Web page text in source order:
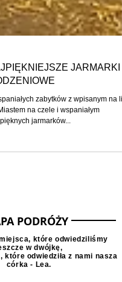
zabytków z wpisanym na
PODRÓŻY
które odwiedziliśmy
jeszcze w dwójkę,